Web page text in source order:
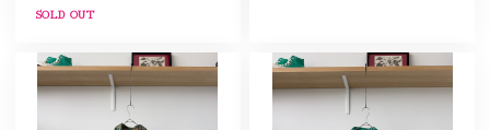
SOLD OUT